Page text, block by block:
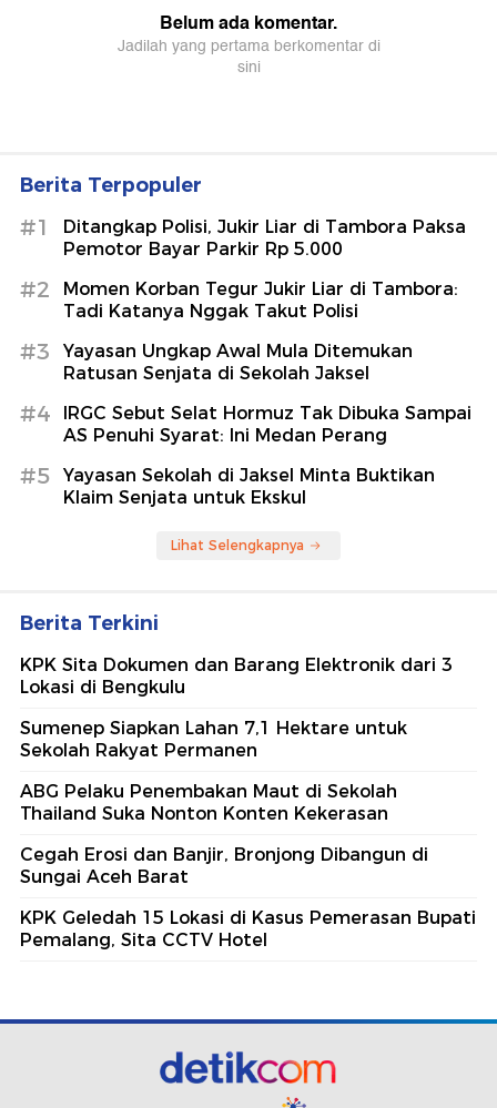
Berita Terpopuler
#1
Ditangkap Polisi, Jukir Liar di Tambora Paksa
Pemotor Bayar Parkir Rp 5.000
#2
Momen Korban Tegur Jukir Liar di Tambora:
Tadi Katanya Nggak Takut Polisi
#3
Yayasan Ungkap Awal Mula Ditemukan
Ratusan Senjata di Sekolah Jaksel
#4
IRGC Sebut Selat Hormuz Tak Dibuka Sampai
AS Penuhi Syarat: Ini Medan Perang
#5
Yayasan Sekolah di Jaksel Minta Buktikan
Klaim Senjata untuk Ekskul
Lihat Selengkapnya
Berita Terkini
KPK Sita Dokumen dan Barang Elektronik dari 3
Lokasi di Bengkulu
Sumenep Siapkan Lahan 7,1 Hektare untuk
Sekolah Rakyat Permanen
ABG Pelaku Penembakan Maut di Sekolah
Thailand Suka Nonton Konten Kekerasan
Cegah Erosi dan Banjir, Bronjong Dibangun di
Sungai Aceh Barat
KPK Geledah 15 Lokasi di Kasus Pemerasan Bupati
Pemalang, Sita CCTV Hotel